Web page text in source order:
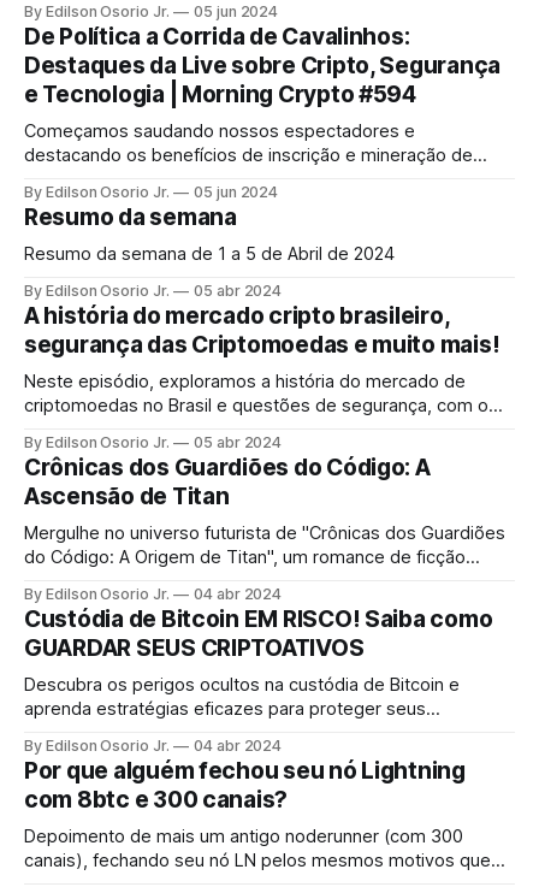
By Edilson Osorio Jr. 05 jun 2024
De Política a Corrida de Cavalinhos:
Destaques da Live sobre Cripto, Segurança
e Tecnologia | Morning Crypto #594
Começamos saudando nossos espectadores e
destacando os benefícios de inscrição e mineração de
By Edilson Osorio Jr. 05 jun 2024
Resumo da semana
Resumo da semana de 1 a 5 de Abril de 2024
By Edilson Osorio Jr. 05 abr 2024
A história do mercado cripto brasileiro,
segurança das Criptomoedas e muito mais!
Neste episódio, exploramos a história do mercado de
criptomoedas no Brasil e questões de segurança, com o
By Edilson Osorio Jr. 05 abr 2024
Crônicas dos Guardiões do Código: A
Ascensão de Titan
Mergulhe no universo futurista de "Crônicas dos Guardiões
do Código: A Origem de Titan", um romance de ficção
final para o destino da humanidade.
By Edilson Osorio Jr. 04 abr 2024
Custódia de Bitcoin EM RISCO! Saiba como
GUARDAR SEUS CRIPTOATIVOS
Descubra os perigos ocultos na custódia de Bitcoin e
aprenda estratégias eficazes para proteger seus
seguro e oferece dicas indispensáveis para garantir a
segurança dos seus investimentos em criptomoedas.
By Edilson Osorio Jr. 04 abr 2024
Por que alguém fechou seu nó Lightning
com 8btc e 300 canais?
Depoimento de mais um antigo noderunner (com 300
canais), fechando seu nó LN pelos mesmos motivos que